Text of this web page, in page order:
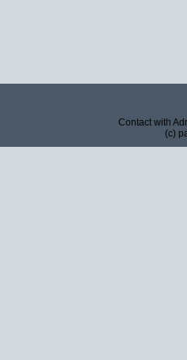
Contact with
(c)